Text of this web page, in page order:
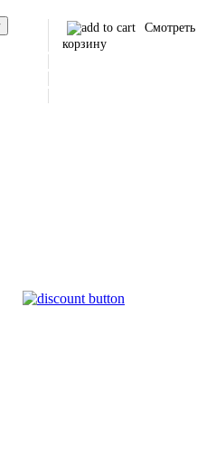
Смотреть
корзину